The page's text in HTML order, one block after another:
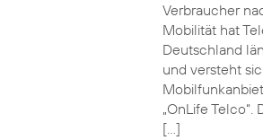
Verbraucher
Mobilität hat
Deutschland
und versteht
„OnLife
[…]